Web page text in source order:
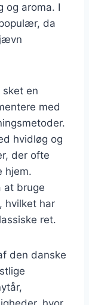
og aroma. I
da
en
med
hvidløg og
der ofte
hjem.
at bruge
hvilket har
ret.
den danske